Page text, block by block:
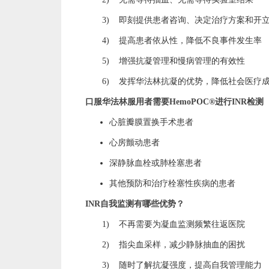
3) 即刻提供患者咨询、决定治疗方案和开
4) 提高患者依从性，降低不良事件发生率
5) 增强抗凝管理和慢病管理的有效性
6) 发挥华法林抗凝的优势，降低社会医疗
口服华法林服用者需要HemoPOC®进行INR检测
心脏瓣膜置换手术患者
心房颤动患者
深静脉血栓或肺栓塞患者
其他预防和治疗栓塞性疾病的患者
INR自我监测有哪些优势？
1) 不再需要为凝血监测频繁往返医院
2) 指尖血采样，减少静脉抽血的困扰
3) 随时了解抗凝强度，提高自我管理能力